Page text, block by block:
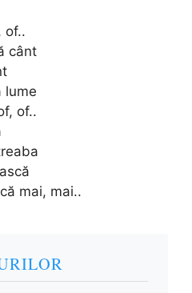
of..
cânt
lume
of..
mai, mai..